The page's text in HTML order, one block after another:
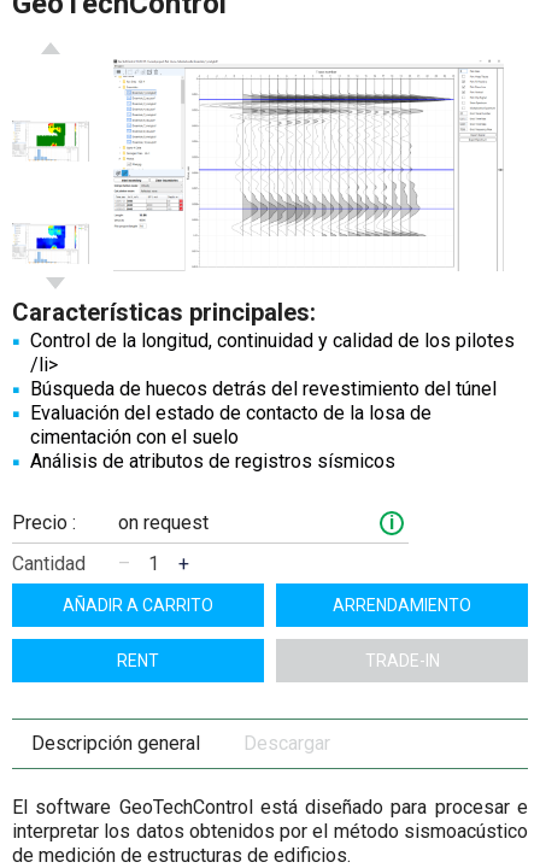
Canada - French
Características principales:
Control de la longitud, continuidad y calidad de los pilotes
/li>
Búsqueda de huecos detrás del revestimiento del túnel
Evaluación del estado de contacto de la losa de
cimentación con el suelo
Análisis de atributos de registros sísmicos
Precio : on request
i
Cantidad
– +
AÑADIR A CARRITO ARRENDAMIENTO
RENT TRADE-IN
Descripción general Descargar
El software GeoTechControl está diseñado para procesar e
interpretar los datos obtenidos por el método sismoacústico
de medición de estructuras de edificios.